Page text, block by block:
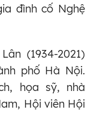
đình cố Nghệ
(1934-2021)
phố Hà Nội.
họa sỹ, nhà
Hội viên Hội